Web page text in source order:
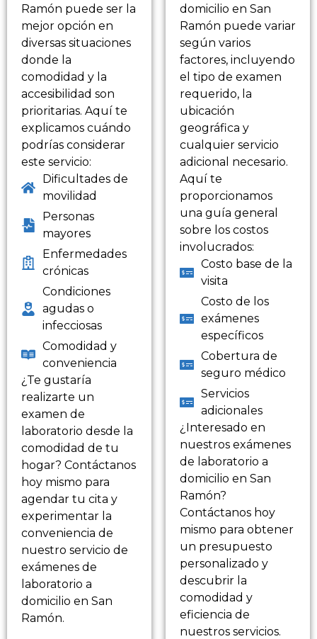
Ramón puede ser la
mejor opción en
diversas situaciones
donde la
comodidad y la
accesibilidad son
prioritarias. Aquí te
explicamos cuándo
podrías considerar
este servicio:
Dificultades de
movilidad
Personas
mayores
Enfermedades
crónicas
Condiciones
agudas o
infecciosas
Comodidad y
conveniencia
¿Te gustaría
realizarte un
examen de
laboratorio desde la
comodidad de tu
hogar? Contáctanos
hoy mismo para
agendar tu cita y
experimentar la
conveniencia de
nuestro servicio de
exámenes de
laboratorio a
domicilio en San
Ramón.
domicilio en San
Ramón puede variar
según varios
factores, incluyendo
el tipo de examen
requerido, la
ubicación
geográfica y
cualquier servicio
adicional necesario.
Aquí te
proporcionamos
una guía general
sobre los costos
involucrados:
Costo base de la
visita
Costo de los
exámenes
específicos
Cobertura de
seguro médico
Servicios
adicionales
¿Interesado en
nuestros exámenes
de laboratorio a
domicilio en San
Ramón?
Contáctanos hoy
mismo para obtener
un presupuesto
personalizado y
descubrir la
comodidad y
eficiencia de
nuestros servicios.